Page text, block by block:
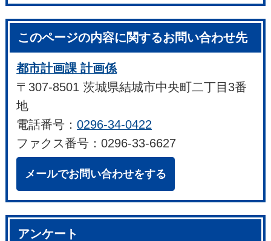
このページの内容に関するお問い合わせ先
都市計画課 計画係
〒307-8501 茨城県結城市中央町二丁目3番
地
電話番号：0296-34-0422
ファクス番号：0296-33-6627
メールでお問い合わせをする
アンケート